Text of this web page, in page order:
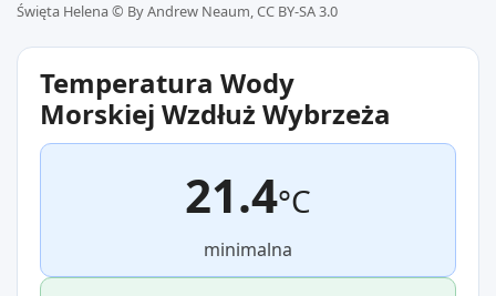
Święta Helena © By Andrew Neaum, CC BY-SA 3.0
Temperatura Wody
Morskiej Wzdłuż Wybrzeża
21.4°C
minimalna